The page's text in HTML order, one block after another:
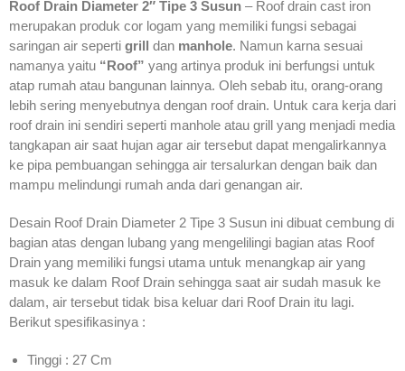
Roof Drain Diameter 2″ Tipe 3 Susun – Roof drain cast iron
merupakan produk cor logam yang memiliki fungsi sebagai
saringan air seperti grill dan manhole. Namun karna sesuai
namanya yaitu “Roof” yang artinya produk ini berfungsi untuk
atap rumah atau bangunan lainnya. Oleh sebab itu, orang-orang
lebih sering menyebutnya dengan roof drain. Untuk cara kerja dari
roof drain ini sendiri seperti manhole atau grill yang menjadi media
tangkapan air saat hujan agar air tersebut dapat mengalirkannya
ke pipa pembuangan sehingga air tersalurkan dengan baik dan
mampu melindungi rumah anda dari genangan air.
Desain Roof Drain Diameter 2 Tipe 3 Susun ini dibuat cembung di
bagian atas dengan lubang yang mengelilingi bagian atas Roof
Drain yang memiliki fungsi utama untuk menangkap air yang
masuk ke dalam Roof Drain sehingga saat air sudah masuk ke
dalam, air tersebut tidak bisa keluar dari Roof Drain itu lagi.
Berikut spesifikasinya :
Tinggi : 27 Cm